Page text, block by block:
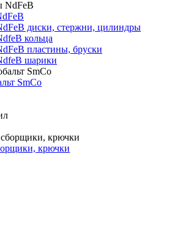
диски, стержни, цилиндры
кольца
пластины, бруски
шарики
SmCo
крючки